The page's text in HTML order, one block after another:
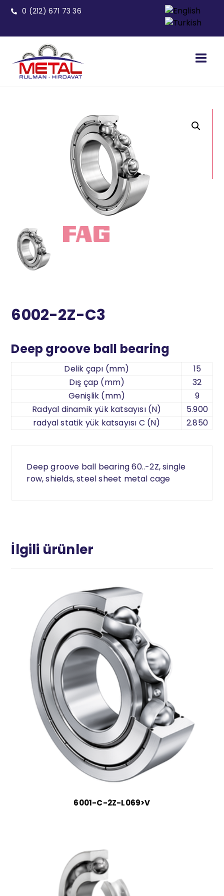
0 (212) 671 73 36
6002-2Z-C3
Deep groove ball bearing
Delik çapı (mm)
15
Dış çap (mm)
32
Genişlik (mm)
9
Radyal dinamik yük katsayısı (N)
5.900
radyal statik yük katsayısı C (N)
2.850
Deep groove ball bearing 60..-2Z, single
row, shields, steel sheet metal cage
İlgili ürünler
6001-C-2Z-L069>V